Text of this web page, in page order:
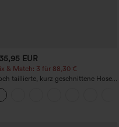
EUR
& Match: 3 für 88,30 €
taillierte, kurz geschnittene Hose
Reißverschlusstasche in Leinenoptik